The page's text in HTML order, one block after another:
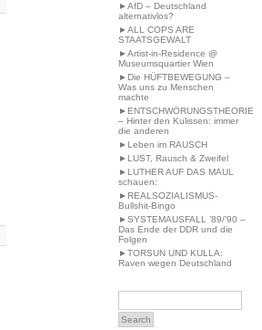
►AfD – Deutschland
alternativlos?
►ALL COPS ARE
STAATSGEWALT
►Artist-in-Residence @
Museumsquartier Wien
►Die HÜFTBEWEGUNG –
Was uns zu Menschen
machte
►ENTSCHWÖRUNGSTHEORIE
– Hinter den Kulissen: immer
die anderen
►Leben im RAUSCH
►LUST, Rausch & Zweifel
►LUTHER AUF DAS MAUL
schauen:
►REALSOZIALISMUS-
Bullshit-Bingo
►SYSTEMAUSFALL ’89/’90 –
Das Ende der DDR und die
Folgen
►TORSUN UND KULLA:
Raven wegen Deutschland